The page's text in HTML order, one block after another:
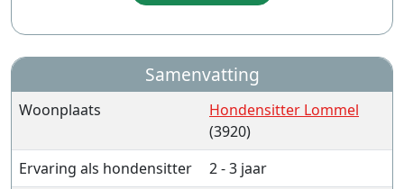
Samenvatting
Woonplaats
Hondensitter Lommel
(3920)
Ervaring als hondensitter
2 - 3 jaar